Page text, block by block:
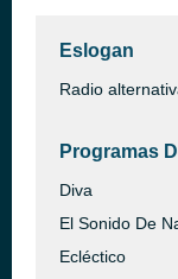
Eslogan
Radio
Programas
Diva
El Sonido De
Ecléctico